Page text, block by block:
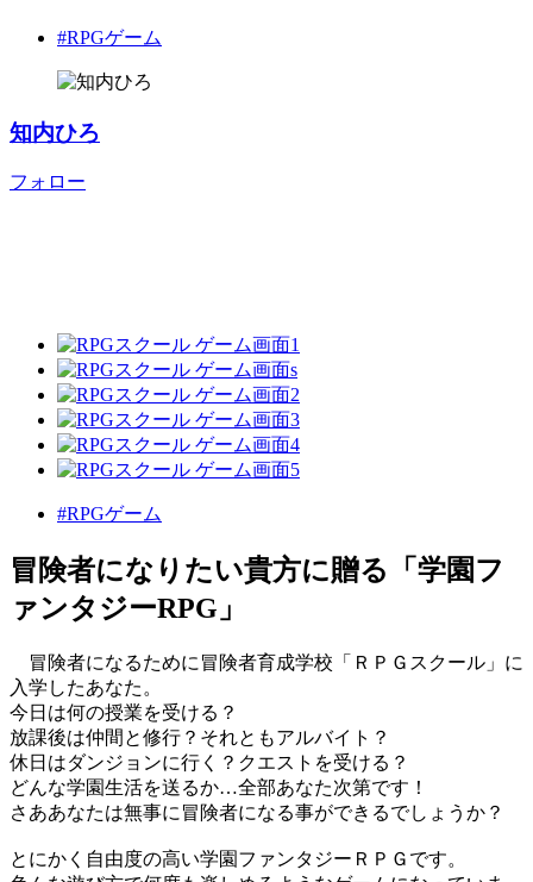
#RPGゲーム
知内ひろ
フォロー
#RPGゲーム
冒険者になりたい貴方に贈る「学園フ
ァンタジーRPG」
冒険者になるために冒険者育成学校「ＲＰＧスクール」に
入学したあなた。
今日は何の授業を受ける？
放課後は仲間と修行？それともアルバイト？
休日はダンジョンに行く？クエストを受ける？
どんな学園生活を送るか…全部あなた次第です！
さああなたは無事に冒険者になる事ができるでしょうか？
とにかく自由度の高い学園ファンタジーＲＰＧです。